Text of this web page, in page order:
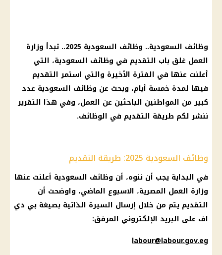
وظائف السعودية.. وظائف السعودية
وزارة
العمل غلق باب التقديم في وظائف السعودية، التي
أعلنت عنها في الفترة الأخيرة والتي استمر التقديم
فيها لمدة خمسة أيام، وبحث عن وظائف السعودية عدد
كبير من المواطنين الباحثين عن العمل، وفي هذا التقرير
ننشر لكم طريقة التقديم في الوظائف.
وظائف السعودية 2025: طريقة التقديم
في البداية يجب أن ننوه، أن وظائف السعودية أعلنت عنها
وزارة العمل المصرية، الاسبوع الماضي، واوضحت أن
التقديم يتم من خلال إرسال السيرة الذاتية بصيغة بي دي
اف على البريد الإلكتروني المرفق:
labour@labour.gov.eg